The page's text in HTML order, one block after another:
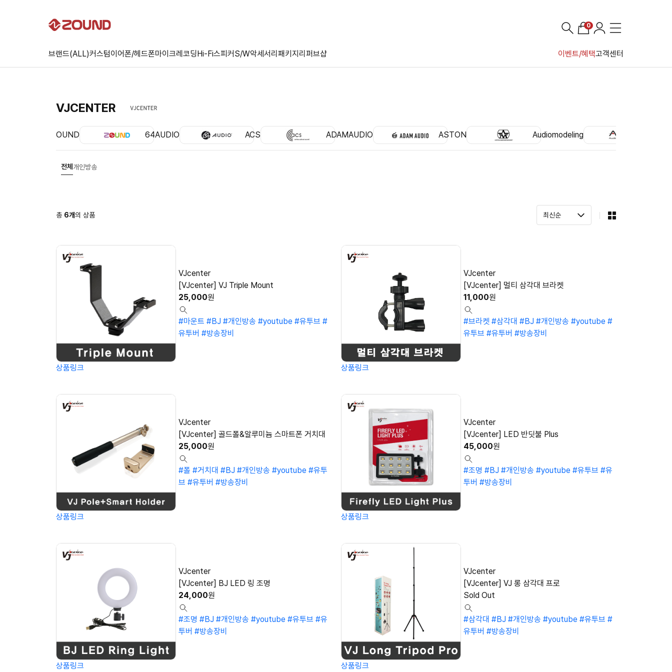
브랜드(ALL)커스텀이어폰/헤드폰마이크레코딩Hi-Fi스피커S/W악세서리 패키지리퍼브샵 이벤트/혜택고객센터
0
VJCENTER
ZOUND 64AUDIO ACS ADAMAUDIO ASTON Audiomodeling
전체 개인방송
총 6개의 상품
VJcenter
[VJcenter] VJ Triple Mount
25,000원
#마운트 #BJ #개인방송 #youtube #유투브 #
유투버 #방송장비
상품링크
VJcenter
[VJcenter] 멀티 삼각대 브라켓
11,000원
#브라켓 #삼각대 #BJ #개인방송 #youtube #
유투브 #유투버 #방송장비
상품링크
VJcenter
[VJcenter] 골드폴&알루미늄 스마트폰 거치대
25,000원
#폴 #거치대 #BJ #개인방송 #youtube #유투
브 #유투버 #방송장비
상품링크
VJcenter
[VJcenter] LED 반딧불 Plus
45,000원
#조명 #BJ #개인방송 #youtube #유투브 #유
투버 #방송장비
상품링크
VJcenter
[VJcenter] BJ LED 링 조명
24,000원
#조명 #BJ #개인방송 #youtube #유투브 #유
투버 #방송장비
상품링크
VJcenter
[VJcenter] VJ 롱 삼각대 프로
Sold Out
#삼각대 #BJ #개인방송 #youtube #유투브 #
유투버 #방송장비
상품링크